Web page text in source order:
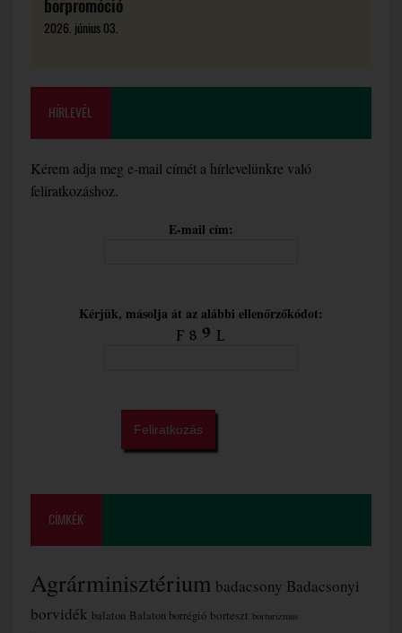
borpromóció
2026. június 03.
HÍRLEVÉL
Kérem adja meg e-mail címét a hírlevelünkre való
feliratkozáshoz.
E-mail cím:
Kérjük, másolja át az alábbi ellenőrzőkódot:
CÍMKÉK
Agrárminisztérium badacsony Badacsonyi
borvidék balaton Balaton borrégió borteszt borturizmus